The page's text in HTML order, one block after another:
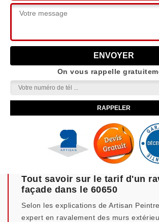
On vous rappelle
Tout savoir sur le tarif d'un
façade dans le 60650
Selon les explications de Artisan
expert en ravalement des murs